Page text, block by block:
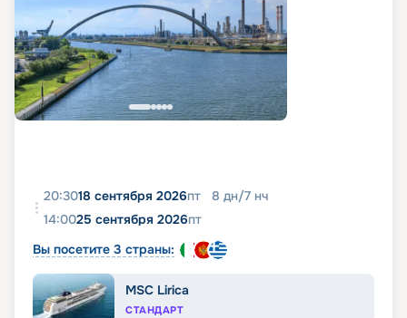
20:3018 сентября 2026пт 8 дн/7 нч
14:0025 сентября 2026пт
Вы посетите 3 страны:
MSC Lirica
СТАНДАРТ